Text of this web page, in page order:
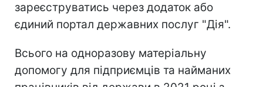
зареєструватись через додаток або
єдиний портал державних послуг "Дія".
Всього на одноразову матеріальну
допомогу для підприємців та найманих